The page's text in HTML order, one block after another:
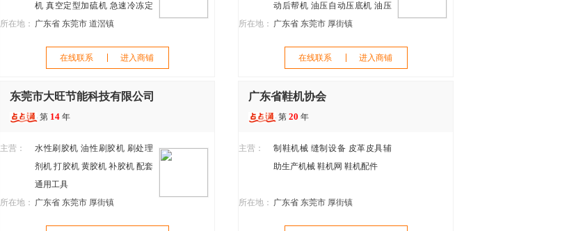
机 真空定型加硫机 急速冷冻定
型机 裁断机 针车 制鞋机械
所在地： 广东省 东莞市 道滘镇
在线联系 进入商铺
动后帮机 油压自动压底机 油压
自动中后帮机
所在地： 广东省 东莞市 厚街镇
在线联系 进入商铺
东莞市大旺节能科技有限公司
第 14 年
主营： 水性刷胶机 油性刷胶机 刷处理
剂机 打胶机 黄胶机 补胶机 配套
通用工具
所在地： 广东省 东莞市 厚街镇
广东省鞋机协会
第 20 年
主营： 制鞋机械 缝制设备 皮革皮具辅
助生产机械 鞋机网 鞋机配件
所在地： 广东省 东莞市 厚街镇